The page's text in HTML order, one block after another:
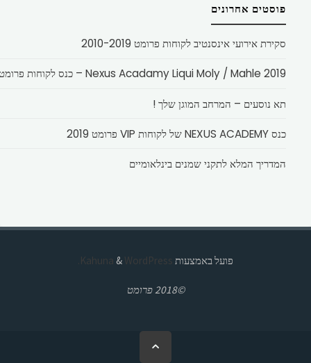
פוסטים אחרונים
סקירת אירועי אינסנטיב לקוחות פרומט 2010-2019
Nexus Acadamy Liqui Moly / Mahle 2019 – כנס לקוחות פרומט
תא נוסעים – המרחב המוגן שלך !
כנס NEXUS ACADEMY של לקוחות VIP פרומט 2019
המדריך המלא לתקני שמנים בינלאומיים
פועל באמצעות & WordPress.
©2018 פרומט
בחזרה